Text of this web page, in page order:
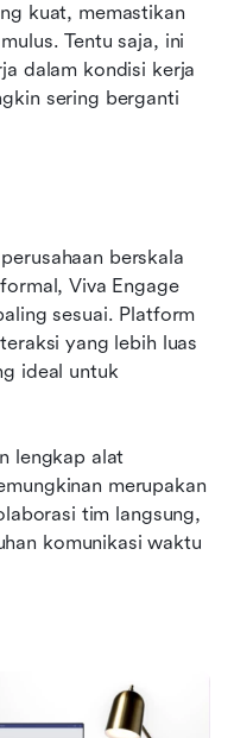
kuat, memastikan
Tentu saja, ini
dalam kondisi kerja
sering berganti
berskala
Viva Engage
sesuai. Platform
yang lebih luas
ideal untuk
lengkap alat
merupakan
tim langsung,
komunikasi waktu